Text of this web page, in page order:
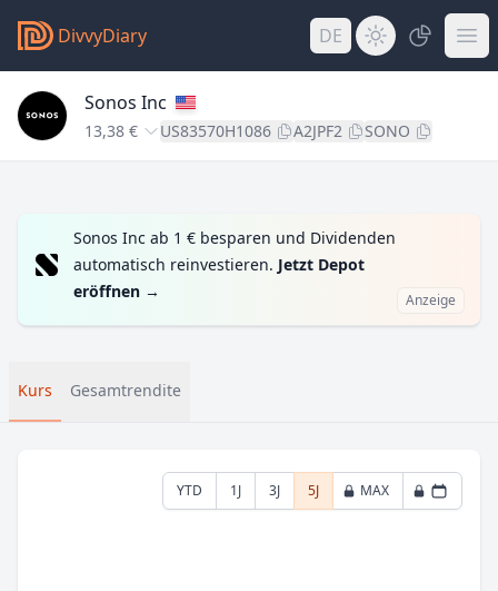
DivvyDiary DE
Sonos Inc
13,38 € US83570H1086 A2JPF2 SONO
Sonos Inc ab 1 € besparen und Dividenden
automatisch reinvestieren. Jetzt Depot
eröffnen → Anzeige
Kurs Gesamtrendite
YTD 1J 3J 5J MAX